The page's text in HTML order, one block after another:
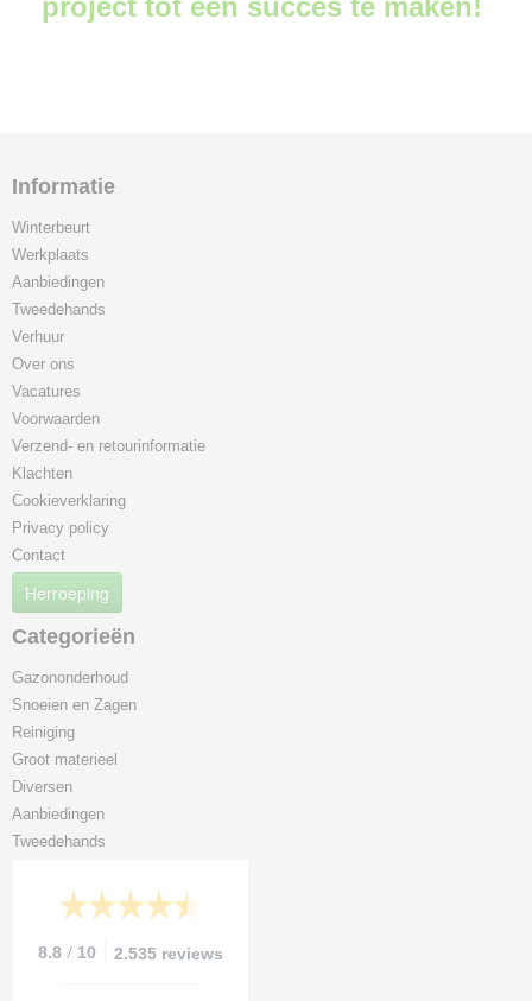
project tot een succes te maken!
Informatie
Winterbeurt
Werkplaats
Aanbiedingen
Tweedehands
Verhuur
Over ons
Vacatures
Voorwaarden
Verzend- en retourinformatie
Klachten
Cookieverklaring
Privacy policy
Contact
Herroeping
Categorieën
Gazononderhoud
Snoeien en Zagen
Reiniging
Groot materieel
Diversen
Aanbiedingen
Tweedehands
8.8 / 10 2.535 reviews